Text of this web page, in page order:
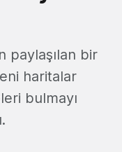
paylaşılan bir
haritalar
bulmayı